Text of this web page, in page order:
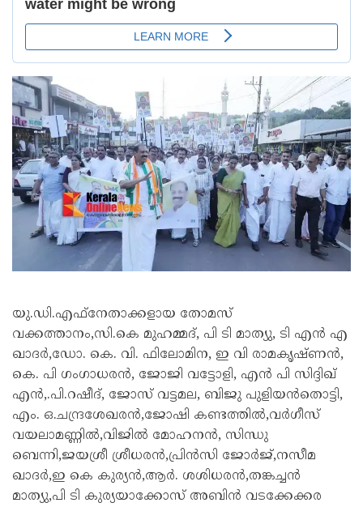
യു.ഡി.എഫ്നേതാക്കളായ തോമസ്
വക്കത്താനം,സി.കെ മുഹമ്മദ്‌, പി ടി മാത്യു, ടി എൻ എ
ഖാദർ,ഡോ. കെ. വി. ഫിലോമിന, ഇ വി രാമകൃഷ്ണൻ,
കെ. പി ഗംഗാധരൻ, ജോജി വട്ടോളി, എൻ പി സിദ്ദിഖ്
എൻ,.പി.റഷീദ്, ജോസ് വട്ടമല, ബിജു പുളിയൻതൊട്ടി,
എം. ഒ.ചന്ദ്രശേഖരൻ,ജോഷി കണ്ടത്തിൽ,വർഗീസ്
വയലാമണ്ണിൽ,വിജിൽ മോഹനൻ, സിന്ധു
ബെന്നി,ജയശ്രീ ശ്രീധരൻ,പ്രിൻസി ജോർജ്,നസീമ
ഖാദർ,ഇ കെ കുര്യൻ,ആർ. ശശിധരൻ,തങ്കച്ചൻ
മാത്യു,പി ടി കുര്യയാക്കോസ് അബിൻ വടക്കേക്കര